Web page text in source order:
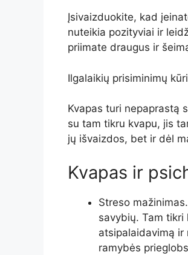
Įsivaizduokite, kad
nuteikia pozityviai ir
priimate draugus ir
Ilgalaikių prisiminimų
Kvapas turi nepaprastą
su tam tikru kvapu, jis
jų išvaizdos, bet ir dėl
Kvapas ir
Streso
savybių. Tam
atsipalaidavimą ir
ramybės